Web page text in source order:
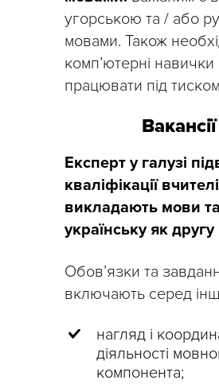
угорською та / або
мовами. Також
комп’ютерні навички
працювати під
Вакансії
Експерт у галузі
кваліфікації
викладають мови та
українську як
Обов’язки та
включають серед
нагляд і
діяльності
компонента;